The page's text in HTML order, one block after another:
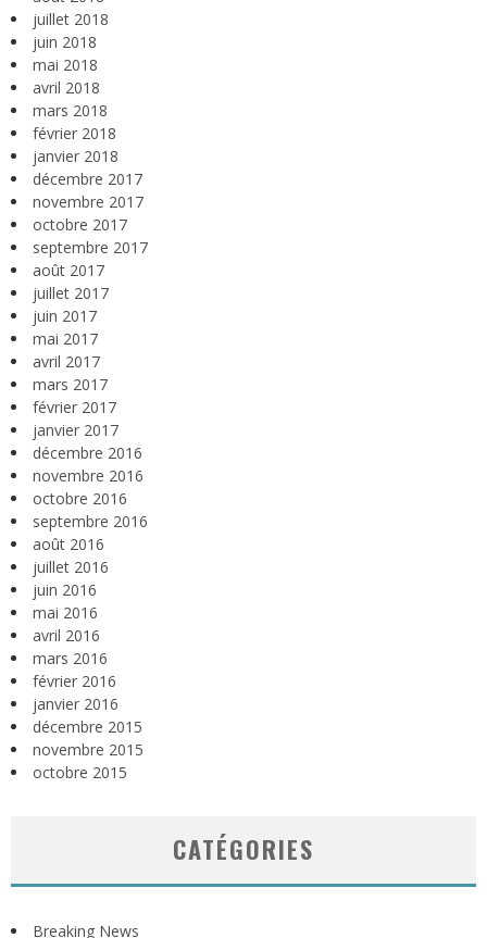
juillet 2018
juin 2018
mai 2018
avril 2018
mars 2018
février 2018
janvier 2018
décembre 2017
novembre 2017
octobre 2017
septembre 2017
août 2017
juillet 2017
juin 2017
mai 2017
avril 2017
mars 2017
février 2017
janvier 2017
décembre 2016
novembre 2016
octobre 2016
septembre 2016
août 2016
juillet 2016
juin 2016
mai 2016
avril 2016
mars 2016
février 2016
janvier 2016
décembre 2015
novembre 2015
octobre 2015
CATÉGORIES
Breaking News